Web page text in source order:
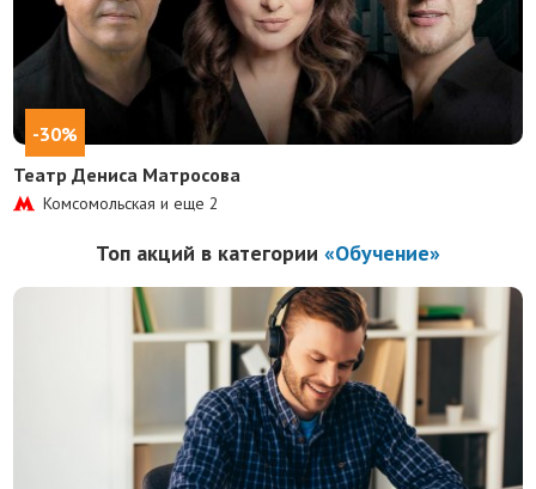
-30%
Театр Дениса Матросова
Комсомольская и еще2
Топ акций в категории «Обучение»